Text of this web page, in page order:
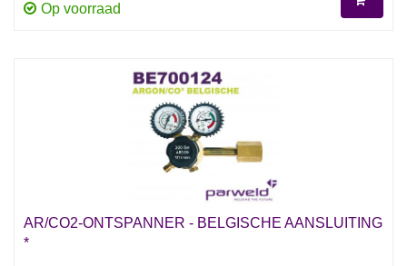
Op voorraad
AR/CO2-ONTSPANNER - BELGISCHE AANSLUITING
*